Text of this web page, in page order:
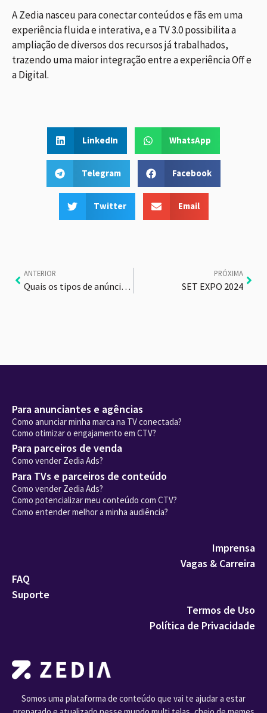
A Zedia nasceu para conectar conteúdos e fãs em uma
experiência fluida e interativa, e a TV 3.0 possibilita a
ampliação de diversos dos recursos já trabalhados,
trazendo uma maior integração entre a experiência Off e
a Digital.
LinkedIn WhatsApp
Telegram Facebook
Twitter Email
ANTERIOR
Quais os tipos de anúncios em CTV?
PRÓXIMA
SET EXPO 2024
Somos uma plataforma de conteúdo que vai te ajudar a estar
Para anunciantes e agências
Como anunciar minha marca na TV conectada?
Como otimizar o engajamento em CTV?
Para parceiros de venda
Como vender Zedia Ads?
Para TVs e parceiros de conteúdo
Como vender Zedia Ads?
Como potencializar meu conteúdo com CTV?
Como entender melhor a minha audiência?
Imprensa
Vagas & Carreira
FAQ
Suporte
Termos de Uso
Política de Privacidade